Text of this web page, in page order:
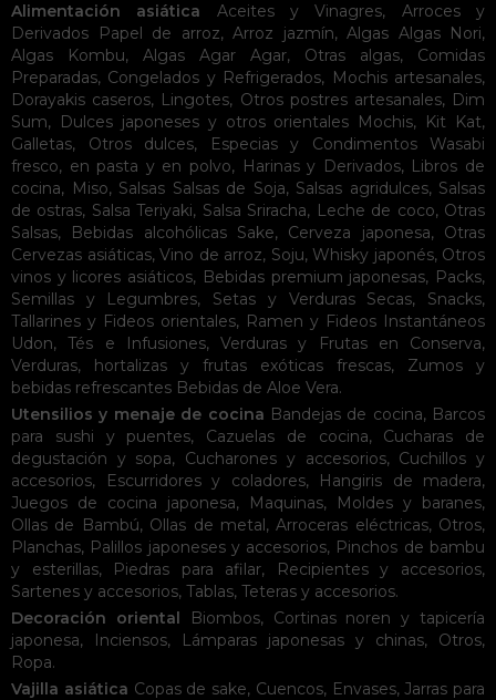
Alimentación asiática Aceites y Vinagres, Arroces y
Derivados
Papel de arroz, Arroz jazmín, Algas Algas Nori,
Algas Kombu, Algas Agar Agar, Otras algas, Comidas
Preparadas, Congelados y Refrigerados, Mochis artesanales,
Dorayakis caseros, Lingotes, Otros postres artesanales, Dim
Sum, Dulces japoneses y otros orientales Mochis, Kit Kat,
Galletas, Otros dulces, Especias y Condimentos
Wasabi
fresco, en pasta y en polvo, Harinas y Derivados, Libros de
cocina, Miso, Salsas Salsas de Soja, Salsas agridulces, Salsas
de ostras, Salsa Teriyaki, Salsa Sriracha, Leche de coco, Otras
Salsas, Bebidas alcohólicas Sake, Cerveza japonesa, Otras
Cervezas asiáticas, Vino de arroz, Soju, Whisky japonés, Otros
vinos y licores asiáticos, Bebidas premium japonesas, Packs,
Semillas y Legumbres, Setas y Verduras Secas, Snacks,
Tallarines y Fideos orientales, Ramen y Fideos Instantáneos
Udon,Tés e Infusiones, Verduras y Frutas en Conserva,
Verduras, hortalizas y frutas exóticas frescas, Zumos y
bebidas refrescantes Bebidas de Aloe Vera.
Utensilios y menaje de cocina Bandejas de cocina, Barcos
para sushi y puentes, Cazuelas de cocina, Cucharas de
degustación y sopa, Cucharones y accesorios, Cuchillos y
accesorios, Escurridores y coladores, Hangiris de madera,
Juegos de cocina japonesa, Maquinas, Moldes y baranes,
Ollas de Bambú, Ollas de metal,Arroceras eléctricas, Otros,
Planchas, Palillos japoneses y accesorios, Pinchos de bambu
y esterillas, Piedras para afilar, Recipientes y accesorios,
Sartenes y accesorios, Tablas, Teteras y accesorios.
Decoración oriental
Biombos, Cortinas noren y tapicería
japonesa, Inciensos, Lámparas japonesas y chinas, Otros,
Ropa.
Vajilla asiática Copas de sake, Cuencos, Envases,Jarras para